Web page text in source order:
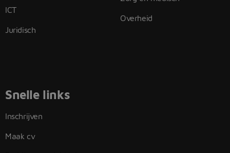
ICT
Juridisch
Overheid
Snelle links
Inschrijven
Maak cv